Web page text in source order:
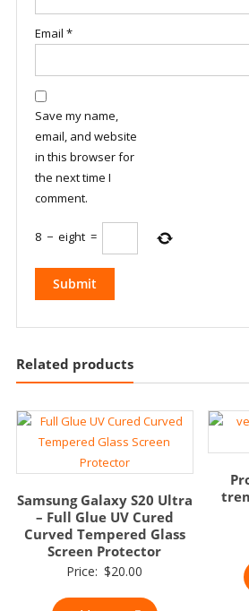
Email *
Save my name,
email, and website
in this browser for
the next time I
comment.
8 − eight =
Related products
Samsung Galaxy S20 Ultra
– Full Glue UV Cured
Curved Tempered Glass
Screen Protector
Price: $20.00